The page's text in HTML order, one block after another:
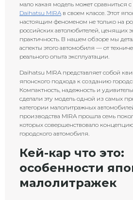
мало какая модель может сравниться
Daihatsu MIRAв своем классе. Этот
настоящим феноменом не только на
российских автолюбителей, ценящих
практичность. В нашем обзоре мы
аспекты этого автомобиля — от
реального опыта эксплуатации.
Daihatsu MIRA представляет собой
японского подхода к созданию
Компактность, надежность и
сделали эту модель одной из самых
категории малолитражных
производства MIRA прошла семь
которых совершенствовало
городского автомобиля.
Кей-кар что это:
особенности
малолитражек